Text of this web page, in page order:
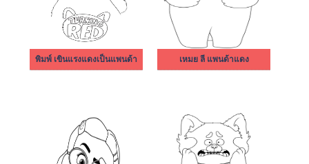
พิมพ์ เขินแรงแดงเป็นแพนด้า เหมย ลี แพนด้าแดง